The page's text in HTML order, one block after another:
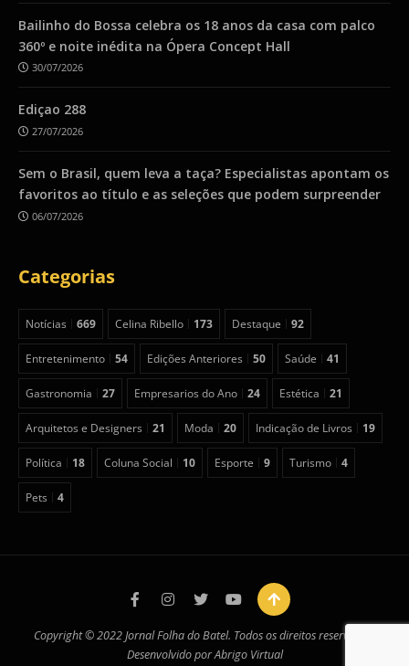
Bailinho do Bossa celebra os 18 anos da casa com palco
360º e noite inédita na Ópera Concept Hall
30/07/2026
Ediçao 288
27/07/2026
Sem o Brasil, quem leva a taça? Especialistas apontam os
favoritos ao título e as seleções que podem surpreender
06/07/2026
Categorias
Notícias 669 Celina Ribello 173 Destaque 92
Entretenimento 54 Edições Anteriores 50 Saúde 41
Gastronomia 27 Empresarios do Ano 24 Estética 21
Arquitetos e Designers 21 Moda 20 Indicação de Livros 19
Política 18 Coluna Social 10 Esporte 9 Turismo 4
Pets 4
Copyright © 2022 Jornal Folha do Batel. Todos os direitos reservados.
Desenvolvido porAbrigo Virtual